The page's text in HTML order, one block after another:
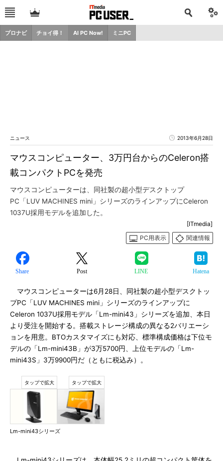
プロナビ チョイ得！ AI PC Now! ミニPC
ニュース 2013年6月28日
マウスコンピューター、3万円台からのCeleron搭
載コンパクトPCを発売
マウスコンピューターは、同社製の超小型デスクトップ
PC「LUV MACHINES mini」シリーズのラインアップにCeleron
1037U採用モデルを追加した。
[ITmedia]
PC用表示
関連情報
Share Post LINE Hatena
マウスコンピューターは6月28日、同社製の超小型デスクトッ
プPC「LUV MACHINES mini」シリーズのラインアップに
Celeron 1037U採用モデル「Lm-mini43」シリーズを追加、本日
より受注を開始する。搭載ストレージ構成の異なる2バリエーシ
ョンを用意。BTOカスタマイズにも対応、標準構成価格は下位モ
デルの「Lm-mini43B」が3万5700円、上位モデルの「Lm-
mini43S」3万9900円だ（ともに税込み）。
Lm-mini43シリーズ